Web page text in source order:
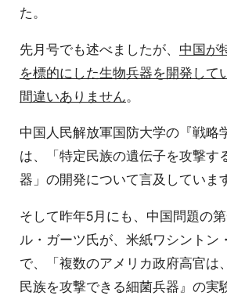
た。
先月号でも述べましたが、 中国が
を標的にした生物兵器を開発して
間違いありません。
中国人民解放軍国防大学の『戦略
は、「特定民族の遺伝子を攻撃す
器」の開発について言及していま
そして昨年5月にも、中国問題の
ル・ガーツ氏が、米紙ワシントン
で、「複数のアメリカ政府高官は
民族を攻撃できる細菌兵器』の実